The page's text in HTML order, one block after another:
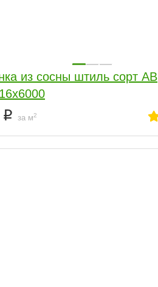
из сосны штиль сорт АВ
за м2